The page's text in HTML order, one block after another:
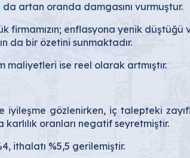
da artan oranda damgasını vurmuştur.
firmamızın; enflasyona yenik
da bir özetini sunmaktadır.
ise reel olarak artmıştır.
gözlenirken, iç talepteki
karlılık oranları negatif seyretmiştir.
ithalatı %5,5 gerilemiştir.